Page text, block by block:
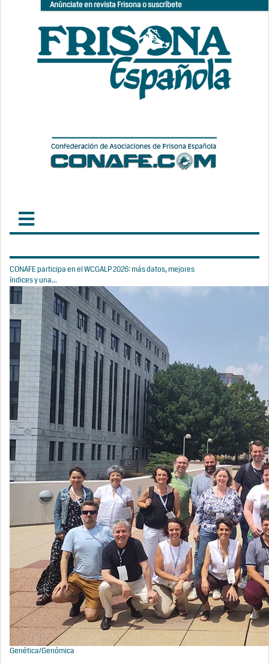
Anúnciate en revista Frisona o suscríbete
CONAFE participa en el WCGALP 2026: más datos, mejores
índices y una...
Genética/Genómica